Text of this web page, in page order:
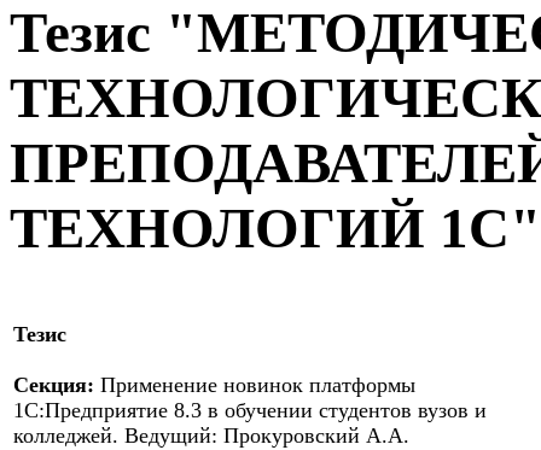
Тезис
ТЕХНОЛОГИЙ 1С"
Тезис
Секция: Применение новинок платформы
1С:Предприятие 8.3 в обучении студентов вузов и
колледжей. Ведущий: Прокуровский А.А.